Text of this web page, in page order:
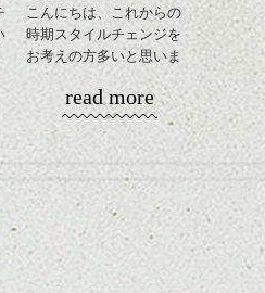
ナチュラルなベージュカ
ラーで全体にツヤと透明
感をプラスして
質感も綺麗に見せやす
く。
こんにちは、これからの
時期スタイルチェンジを
お考えの方多いと思いま
す。
コンパクトなフォルムが
全体のバランスを良く見
せてくれる効果もあり、
いろんなシーンに雰囲気
をだしやすくスタイリン
グも簡単で良いので朝の
時短にも◎
read more